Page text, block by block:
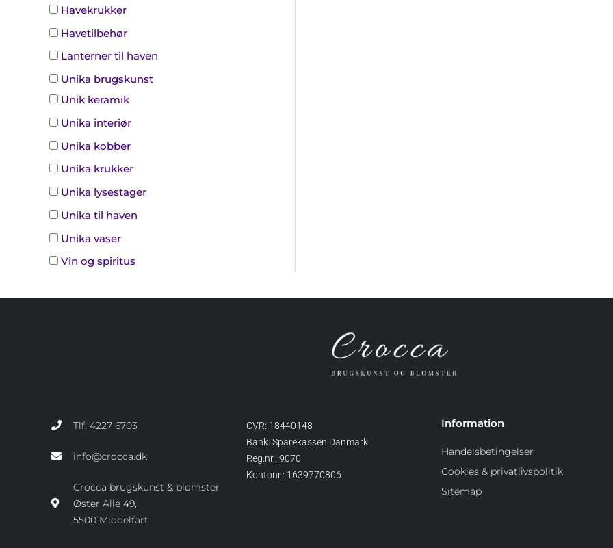
Havekrukker
Havetilbehør
Lanterner til haven
Unika brugskunst
Unik keramik
Unika interiør
Unika kobber
Unika krukker
Unika lysestager
Unika til haven
Unika vaser
Vin og spiritus
Tlf. 4227 6703
info@crocca.dk
Crocca brugskunst & blomster
Øster Alle 49,
5500 Middelfart
CVR: 18440148
Bank: Sparekassen Danmark
Reg.nr.: 9070
Kontonr.: 1639770806
Information
Handelsbetingelser
Cookies & privatlivspolitik
Sitemap